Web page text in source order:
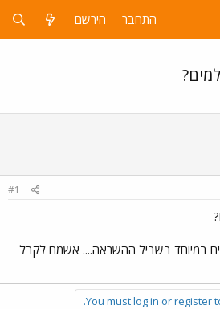
התחבר הירשם
#1
במיוחד בשביל ההשראה.... אשמח לקבל
You must log in or register